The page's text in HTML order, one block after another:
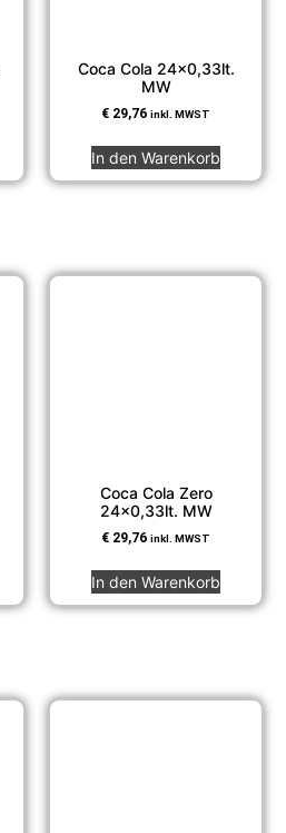
Coca Cola 24×0,33lt.
MW
€ 29,76 inkl. MWST
In den Warenkorb
Coca Cola Zero
24×0,33lt. MW
€ 29,76 inkl. MWST
In den Warenkorb